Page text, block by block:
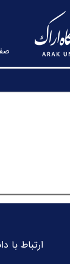
ارتباط با